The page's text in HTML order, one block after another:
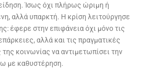
Ίσως όχι πλήρως ώριμη ή
αλλά υπαρκτή. Η κρίση λειτούργησε
έφερε στην επιφάνεια όχι μόνο τις
αλλά και τις πραγματικές
κοινωνίας να αντιμετωπίσει την
με καθυστέρηση.